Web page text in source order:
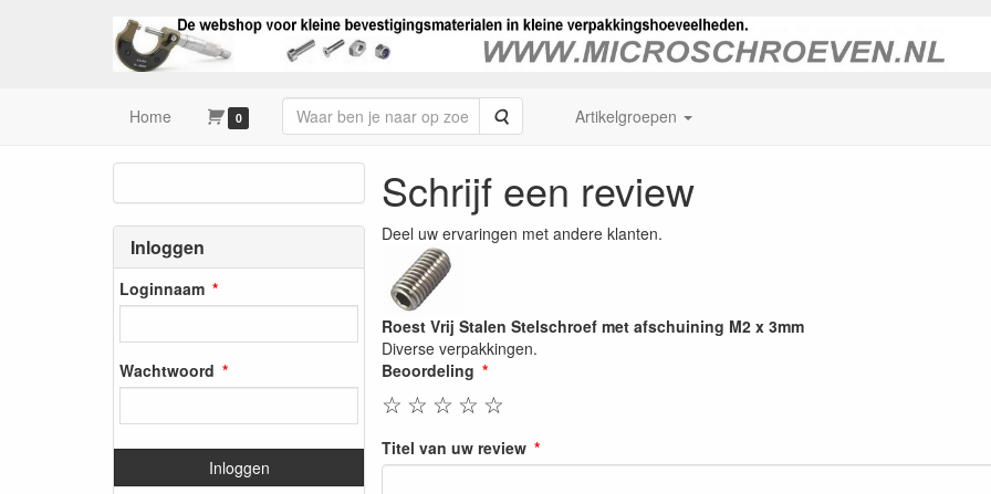
Home 0 Zoeken Artikelgroepen
Inloggen
Loginnaam
Wachtwoord
Inloggen
Schrijf een review
Deel uw ervaringen met andere klanten.
Roest Vrij Stalen Stelschroef met afschuining M2 x 3mm
Diverse verpakkingen.
Beoordeling
☆
☆
☆
☆
☆
Titel van uw review